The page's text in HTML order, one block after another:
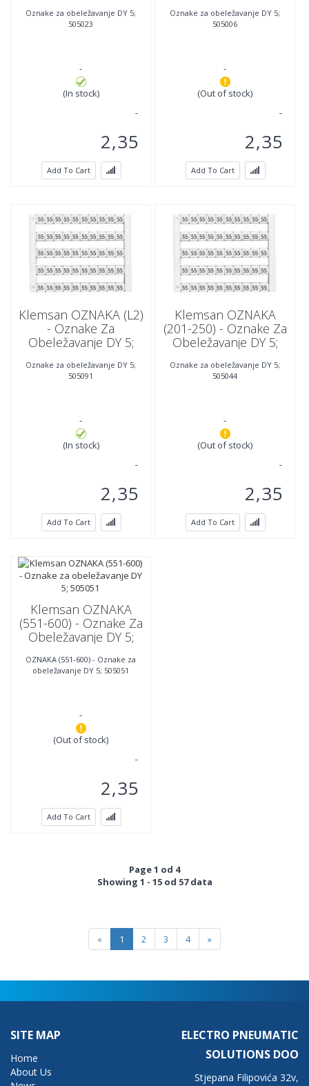
Oznake za obeležavanje DY 5;
505023
-
(In stock)
2,35
Add To Cart
Oznake za obeležavanje DY 5;
505006
-
(Out of stock)
2,35
Add To Cart
Klemsan OZNAKA (L2)
- Oznake Za
Obeležavanje DY 5;
Oznake za obeležavanje DY 5;
505091
-
(In stock)
2,35
Add To Cart
Klemsan OZNAKA
(201-250) - Oznake Za
Obeležavanje DY 5;
Oznake za obeležavanje DY 5;
505044
-
(Out of stock)
2,35
Add To Cart
Klemsan OZNAKA
(551-600) - Oznake Za
Obeležavanje DY 5;
OZNAKA (551-600) - Oznake za
obeležavanje DY 5; 505051
-
(Out of stock)
2,35
Add To Cart
Page 1 od 4
Showing 1 - 15 od 57 data
« 1 2 3 4 »
SITE MAP
Home
About Us
ELECTRO PNEUMATIC
SOLUTIONS DOO
Stjepana Filipovića 32v,